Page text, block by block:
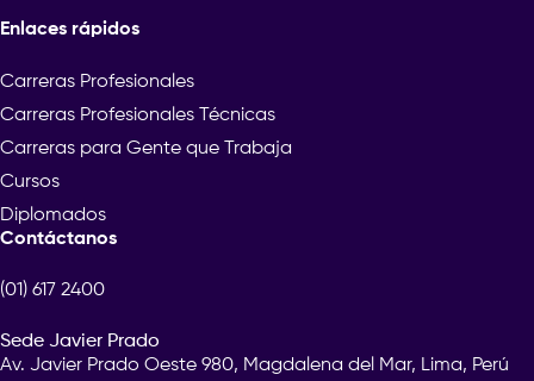
Enlaces rápidos
Carreras Profesionales
Carreras Profesionales Técnicas
Carreras para Gente que Trabaja
Cursos
Diplomados
Contáctanos
(01) 617 2400
Sede Javier Prado
Av. Javier Prado Oeste 980, Magdalena del Mar, Lima, Perú